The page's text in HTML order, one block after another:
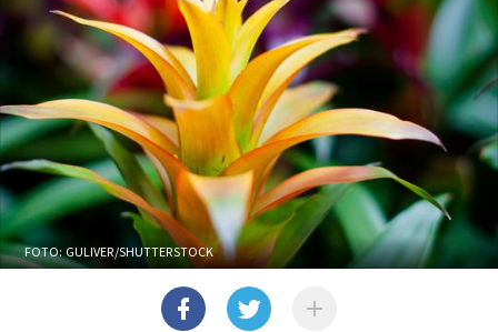
FOTO: GULIVER/SHUTTERSTOCK